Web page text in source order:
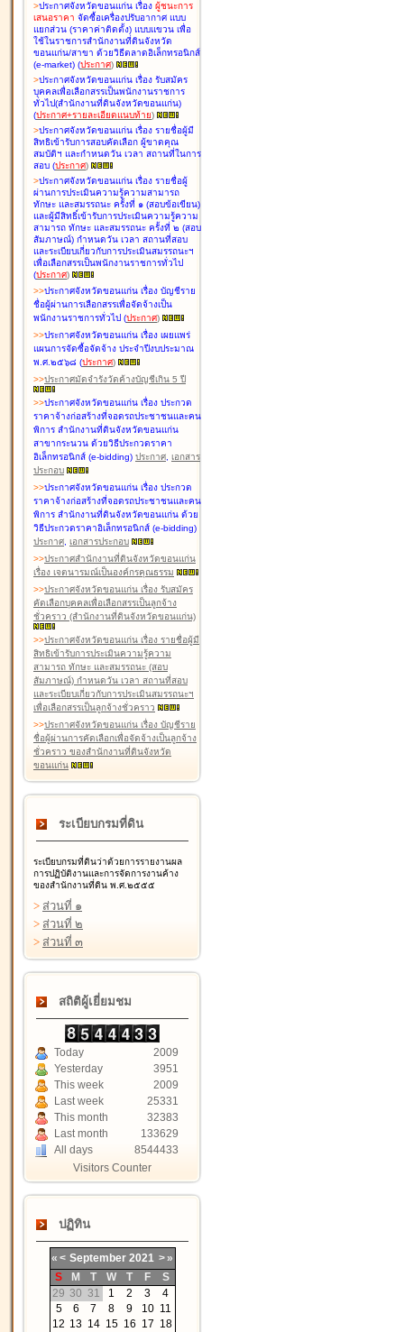
>ประกาศจังหวัดขอนแก่น เรื่อง ผู้ชนะการ
เสนอราคา จัดซื้อเครื่องปรับอากาศ แบบ
แยกส่วน (ราคาค่าติดตั้ง) แบบแขวน เพื่อ
ใช้ในราชการสำนักงานที่ดินจังหวัด
ขอนแก่น/สาขา ด้วยวิธีตลาดอิเล็กทรอนิกส์
(e-market) (ประกาศ)
>ประกาศจังหวัดขอนแก่น เรื่อง รับสมัคร
บุคคลเพื่อเลือกสรรเป็นพนักงานราชการ
ทั่วไป(สำนักงานที่ดินจังหวัดขอนแก่น)
(ประกาศ+รายละเอียดแนบท้าย)
>ประกาศจังหวัดขอนแก่น เรื่อง รายชื่อผู้มี
สิทธิเข้ารับการสอบคัดเลือก ผู้ขาดคุณ
สมบัติฯ และกำหนดวัน เวลา สถานที่ในการ
สอบ (ประกาศ)
>ประกาศจังหวัดขอนแก่น เรื่อง รายชื่อผู้
ผ่านการประเมินความรู้ความสามารถ
ทักษะ และสมรรถนะ ครั้งที่ ๑ (สอบข้อเขียน)
และผู้มีสิทธิ์เข้ารับการประเมินความรู้ความ
สามารถ ทักษะ และสมรรถนะ ครั้งที่ ๒ (สอบ
สัมภาษณ์) กำหนดวัน เวลา สถานที่สอบ
และระเบียบเกี่ยวกับการประเมินสมรรถนะฯ
เพื่อเลือกสรรเป็นพนักงานราชการทั่วไป
(ประกาศ)
>>ประกาศจังหวัดขอนแก่น เรื่อง บัญชีราย
ชื่อผู้ผ่านการเลือกสรรเพื่อจัดจ้างเป็น
พนักงานราชการทั่วไป (ประกาศ)
>>ประกาศจังหวัดขอนแก่น เรื่อง เผยแพร่
แผนการจัดซื้อจัดจ้าง ประจำปีงบประมาณ
พ.ศ.๒๕๖๘ (ประกาศ)
>>ประกาศมัดจำรังวัดค้างบัญชีเกิน 5 ปี
>>ประกาศจังหวัดขอนแก่น เรื่อง ประกวด
ราคาจ้างก่อสร้างที่จอดรถประชาชนและคน
พิการ สำนักงานที่ดินจังหวัดขอนแก่น
สาขากระนวน ด้วยวิธีประกวดราคา
อิเล็กทรอนิกส์ (e-bidding) ประกาศ, เอกสาร
ประกอบ
>>ประกาศจังหวัดขอนแก่น เรื่อง ประกวด
ราคาจ้างก่อสร้างที่จอดรถประชาชนและคน
พิการ สำนักงานที่ดินจังหวัดขอนแก่น ด้วย
วิธีประกวดราคาอิเล็กทรอนิกส์ (e-bidding)
ประกาศ, เอกสารประกอบ
>>ประกาศสำนักงานที่ดินจังหวัดขอนแก่น
เรื่อง เจตนารมณ์เป็นองค์กรคุณธรรม
>>ประกาศจังหวัดขอนแก่น เรื่อง รับสมัคร
คัดเลือกบุคคลเพื่อเลือกสรรเป็นลูกจ้าง
ชั่วคราว (สำนักงานที่ดินจังหวัดขอนแก่น)
>>ประกาศจังหวัดขอนแก่น เรื่อง รายชื่อผู้มี
สิทธิเข้ารับการประเมินความรู้ความ
สามารถ ทักษะ และสมรรถนะ (สอบ
สัมภาษณ์) กำหนดวัน เวลา สถานที่สอบ
และระเบียบเกี่ยวกับการประเมินสมรรถนะฯ
เพื่อเลือกสรรเป็นลูกจ้างชั่วคราว
>>ประกาศจังหวัดขอนแก่น เรื่อง บัญชีราย
ชื่อผู้ผ่านการคัดเลือกเพื่อจัดจ้างเป็นลูกจ้าง
ชั่วคราว ของสำนักงานที่ดินจังหวัด
ขอนแก่น
ระเบียบกรมที่ดิน
ระเบียบกรมที่ดินว่าด้วยการรายงานผล
การปฏิบัติงานและการจัดการงานค้าง
ของสำนักงานที่ดิน พ.ศ.๒๕๕๕
> ส่วนที่ ๑
> ส่วนที่ ๒
> ส่วนที่ ๓
สถิติผู้เยี่ยมชม
Today
2009
Yesterday
3951
This week
2009
Last week
25331
This month
32383
Last month
133629
All days
8544433
Visitors Counter
ปฏิทิน
« < September 2021 >»
S
M T W T F
S
29 30 31 1 2 3
4
5
6 7 8 9 10 11
12 13 14 15 16 17 18